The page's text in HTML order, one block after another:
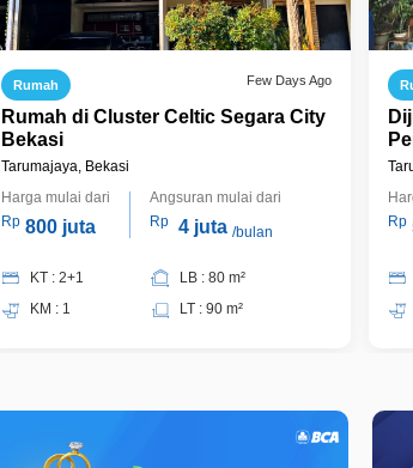
Rumah Few Days Ago
Rumah di Cluster Celtic Segara City
Bekasi
Tarumajaya, Bekasi
Harga mulai dari
Rp 800 juta
Angsuran mulai dari
Rp 4 juta /bulan
KT : 2+1
KM : 1
LB : 80 m²
LT : 90 m²
Rp